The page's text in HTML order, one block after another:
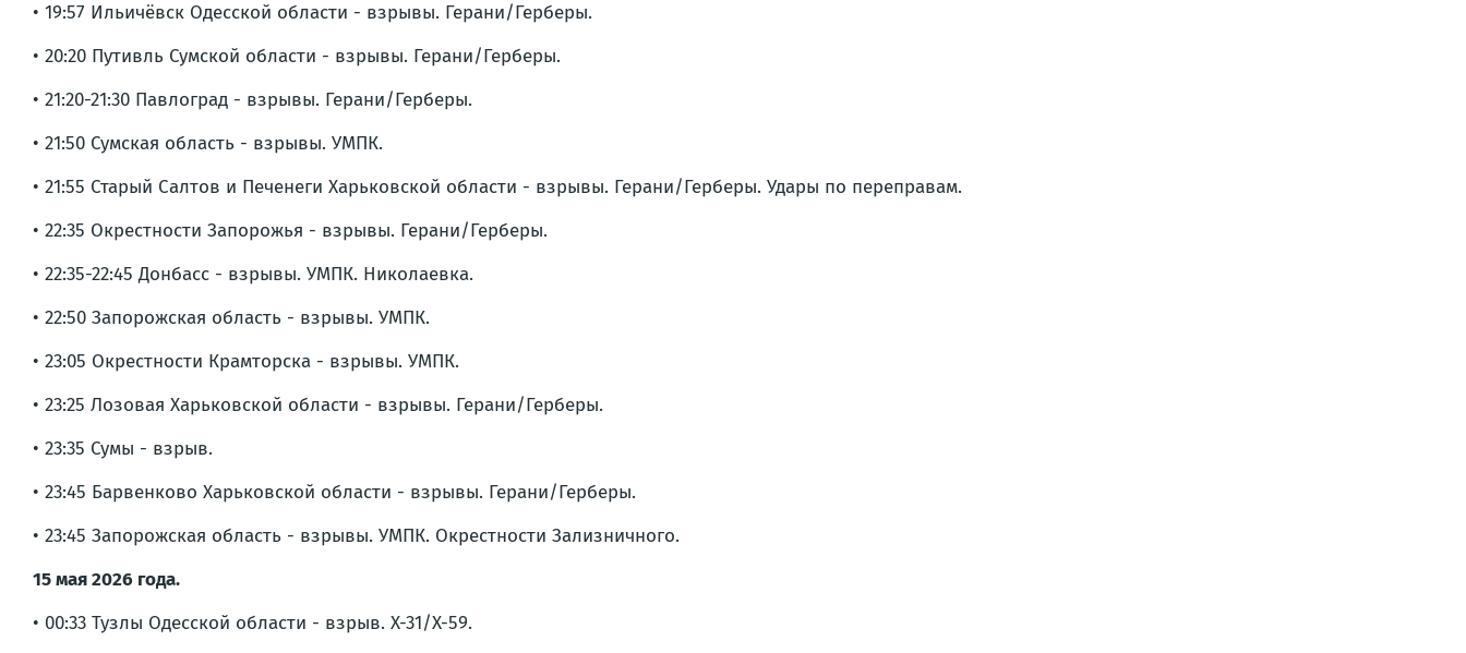
• 19:57 Ильичёвск Одесской области - взрывы. Герани/Герберы.
• 20:20 Путивль Сумской области - взрывы. Герани/Герберы.
• 21:20-21:30 Павлоград - взрывы. Герани/Герберы.
• 21:50 Сумская область - взрывы. УМПК.
• 21:55 Старый Салтов и Печенеги Харьковской области - взрывы. Герани/Герберы. Удары по переправам.
• 22:35 Окрестности Запорожья - взрывы. Герани/Герберы.
• 22:35-22:45 Донбасс - взрывы. УМПК. Николаевка.
• 22:50 Запорожская область - взрывы. УМПК.
• 23:05 Окрестности Крамторска - взрывы. УМПК.
• 23:25 Лозовая Харьковской области - взрывы. Герани/Герберы.
• 23:35 Сумы - взрыв.
• 23:45 Барвенково Харьковской области - взрывы. Герани/Герберы.
• 23:45 Запорожская область - взрывы. УМПК. Окрестности Зализничного.
15 мая 2026 года.
• 00:33 Тузлы Одесской области - взрыв. Х-31/Х-59.